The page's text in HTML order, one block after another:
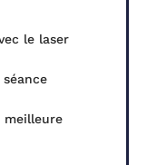
le laser
meilleure